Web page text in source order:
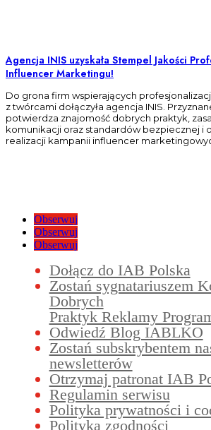
Agencja INIS uzyskała Stempel Jakości
Influencer Marketingu!
Do grona firm wspierających
z twórcami dołączyła agencja INIS.
potwierdza znajomość dobrych praktyk,
komunikacji oraz standardów bezpiecznej i
realizacji kampanii influencer
Obserwuj
Obserwuj
Obserwuj
Dołącz do IAB Polska
Zostań sygnatariuszem
Dobrych
Praktyk Reklamy
Odwiedź Blog IABLKO
Zostań subskrybentem
newsletterów
Otrzymaj patronat IAB
Regulamin serwisu
Polityka prywatności i
Polityka zgodności